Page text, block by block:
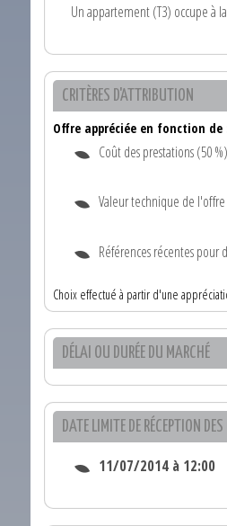
Un appartement (T3) occupe à
CRITÈRES D'ATTRIBUTION
Offre appréciée en fonction de
Coût des prestations (50 %)
Valeur technique de
Références récentes pour
Choix effectué à partir d'une
DÉLAI OU DURÉE DU MARCHÉ
DATE LIMITE DE RÉCEPTION DES
11/07/2014 à 12:00